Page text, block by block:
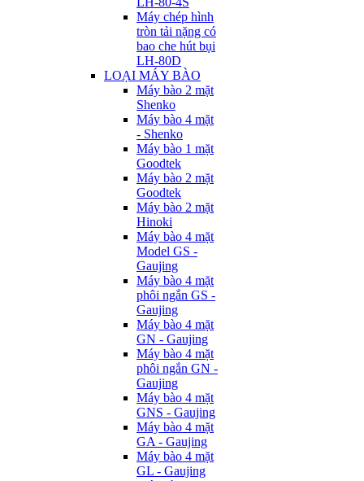
Máy chép hình
tròn tải nặng có
bao che hút bụi
LH-80D
LOẠI MÁY BÀO
Máy bào 2 mặt
Shenko
Máy bào 4 mặt
- Shenko
Máy bào 1 mặt
Goodtek
Máy bào 2 mặt
Goodtek
Máy bào 2 mặt
Hinoki
Máy bào 4 mặt
Model GS -
Gaujing
Máy bào 4 mặt
phôi ngắn GS -
Gaujing
Máy bào 4 mặt
GN - Gaujing
Máy bào 4 mặt
phôi ngắn GN -
Gaujing
Máy bào 4 mặt
GNS - Gaujing
Máy bào 4 mặt
GA - Gaujing
Máy bào 4 mặt
GL - Gaujing